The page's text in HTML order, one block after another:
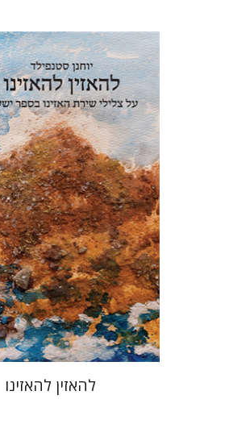
יוחנן סטנפילד
הנחת אתר ספר מודפס
$53
$48
להאזין להאזינו